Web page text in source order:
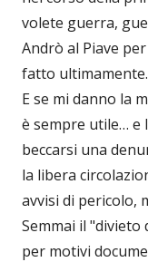
volete guerra,
Andrò al Piave
fatto
E se mi danno la
è sempre utile…
beccarsi una
la libera
avvisi di pericolo,
Semmai il "divieto
per motivi